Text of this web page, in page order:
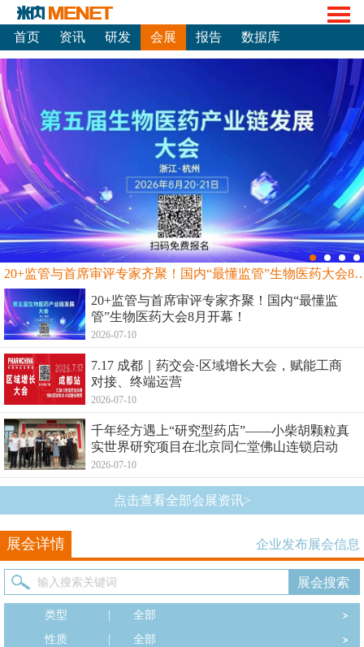
首页 资讯 研发 会展 报告 数据库
20+监管与首席审评专家齐聚！国内“最
20+监管与首席审评专家齐聚！国内“最懂监
管”生物医药大会8月开幕！
2026-07-10
7.17 成都｜药交会·区域增长大会，赋能工商
对接、终端运营
2026-07-10
千年经方遇上“研究型药店”——小柴胡颗粒真
实世界研究项目在北京同仁堂佛山连锁启动
2026-07-10
点击查看全部会展资讯>
展会详情 企业发布展会信息
类型
全部
性质
全部